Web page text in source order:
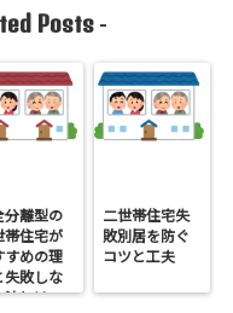
Posts-
分離型の
帯住宅が
すめの理
失敗しな
法とは
二世帯住宅失
敗別居を防ぐ
コツと工夫